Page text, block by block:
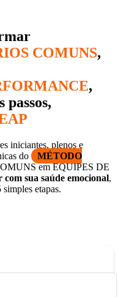
COMUNS,
,
passos,
iniciantes, plenos e
do
MÉTODO
em EQUIPES DE
com sua saúde emocional,
simples etapas.